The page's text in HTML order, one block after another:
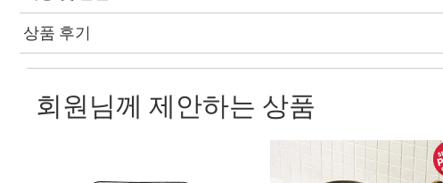
상품 후기
회원님께 제안하는 상품